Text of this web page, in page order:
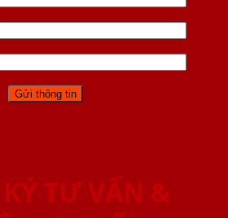
TƯ VẤN &